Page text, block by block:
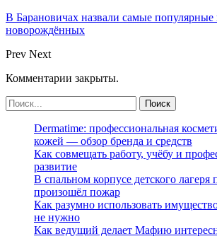
В Барановичах назвали самые популярные
новорождённых
Prev Next
Комментарии закрыты.
Dermatime: профессиональная
кожей — обзор бренда и средств
Как совмещать работу, учёбу и
развитие
В спальном корпусе детского лагеря
произошёл пожар
Как разумно использовать
не нужно
Как ведущий делает Мафию